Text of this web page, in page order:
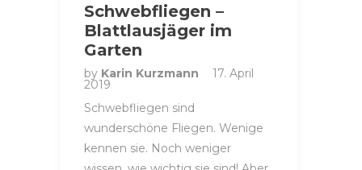
Schwebfliegen –
Blattlausjäger im
Garten
by Karin Kurzmann 17. April
2019
Schwebfliegen sind
wunderschöne Fliegen. Wenige
kennen sie. Noch weniger